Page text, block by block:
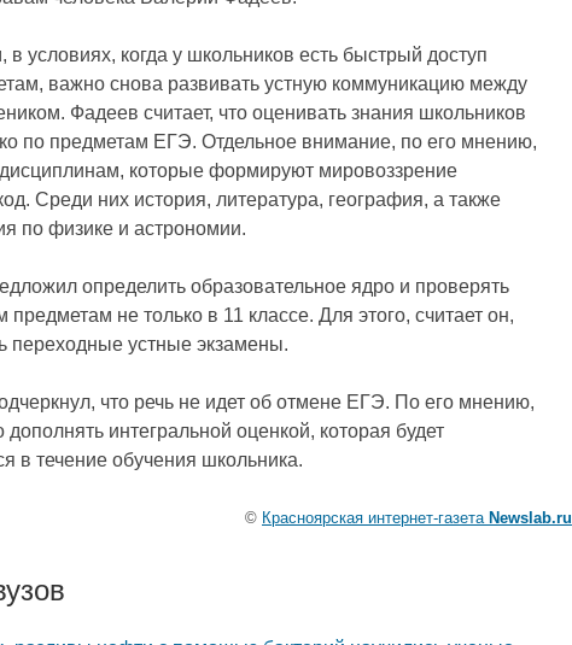
в условиях, когда у школьников есть быстрый доступ
важно снова развивать устную коммуникацию между
Фадеев считает, что оценивать знания школьников
по предметам ЕГЭ. Отдельное внимание, по его мнению,
дисциплинам, которые формируют мировоззрение
Среди них история, литература, география, а также
по физике и астрономии.
определить образовательное ядро и проверять
предметам не только в 11 классе. Для этого, считает он,
переходные устные экзамены.
что речь не идет об отмене ЕГЭ. По его мнению,
интегральной оценкой, которая будет
в течение обучения школьника.
© Красноярская интернет-газета Newslab.ru